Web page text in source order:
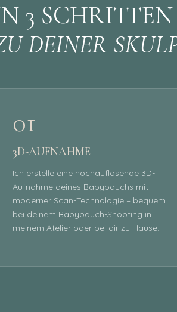
3 SCHRITTEN
DEINER
01
3D-AUFNAHME
Ich erstelle eine hochauflösende 3D-
Aufnahme deines Babybauchs mit
moderner Scan-Technologie – bequem
bei deinem Babybauch-Shooting in
meinem Atelier oder bei dir zu Hause.